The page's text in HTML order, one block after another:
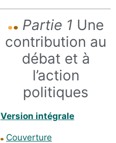
Partie 1 Une
contribution au
débat et à
l’action
politiques
Version intégrale
Couverture